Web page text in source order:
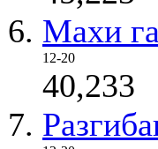
Махи
12-20
40,233